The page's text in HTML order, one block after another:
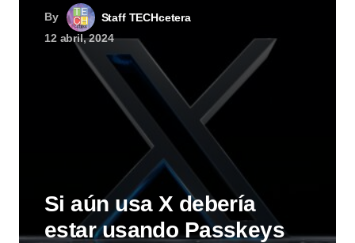
By
Staff TECHcetera
12 abril, 2024
Si aún usa X debería
estar usando Passkeys